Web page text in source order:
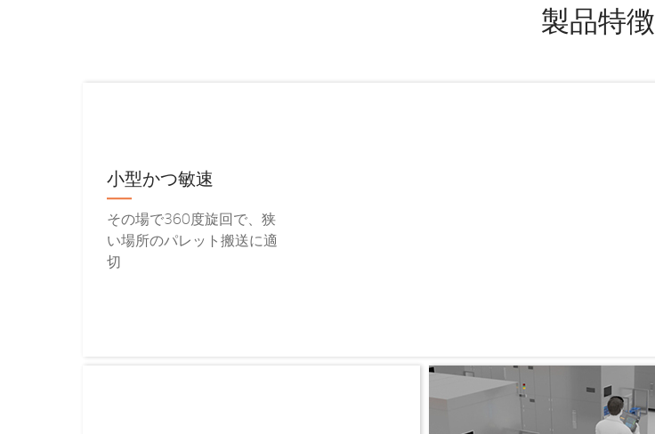
製品特徴
小型かつ敏速
その場で360度旋回で、狭
い場所のパレット搬送に適
切